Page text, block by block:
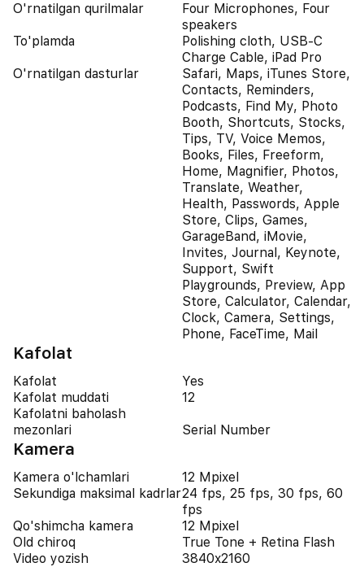
O'rnatilgan qurilmalar
Four Microphones, Four
speakers
To'plamda
Polishing cloth, USB-C
Charge Cable, iPad Pro
O'rnatilgan dasturlar
Safari, Maps, iTunes Store,
Contacts, Reminders,
Podcasts, Find My, Photo
Booth, Shortcuts, Stocks,
Tips, TV, Voice Memos,
Books, Files, Freeform,
Home, Magnifier, Photos,
Translate, Weather,
Health, Passwords, Apple
Store, Clips, Games,
GarageBand, iMovie,
Invites, Journal, Keynote,
Support, Swift
Playgrounds, Preview, App
Store, Calculator, Calendar,
Clock, Camera, Settings,
Phone, FaceTime, Mail
Kafolat
Kafolat
Yes
Kafolat muddati
12
Kafolatni baholash
mezonlari
Serial Number
Kamera
Kamera o'lchamlari
12 Mpixel
Sekundiga maksimal kadrlar24 fps, 25 fps, 30 fps, 60
fps
Qo'shimcha kamera
12 Mpixel
Old chiroq
True Tone + Retina Flash
Video yozish
3840x2160